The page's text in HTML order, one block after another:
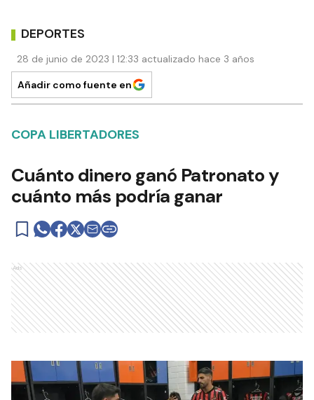
DEPORTES
28 de junio de 2023 | 12:33 actualizado hace 3 años
Añadir como fuente en
COPA LIBERTADORES
Cuánto dinero ganó Patronato y
cuánto más podría ganar
Ads